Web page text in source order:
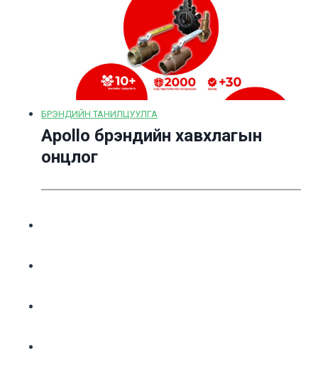
БРЭНДИЙН ТАНИЛЦУУЛГА
Apollo брэндийн хавхлагын
онцлог